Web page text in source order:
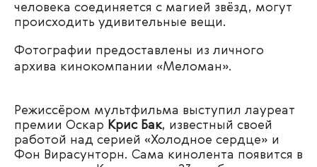
человека соединяется с магией звёзд, могут
происходить удивительные вещи.
Фотографии предоставлены из личного
архива кинокомпании «Меломан».
Режиссёром мультфильма выступил лауреат
премии Оскар Крис Бак, известный своей
работой над серией «Холодное сердце» и
Фон Вирасунторн. Сама кинолента появится в